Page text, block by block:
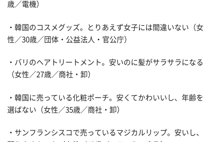
歳／電機）
・韓国のコスメグッズ。とりあえず女子には間違いない（女
性／30歳／団体・公益法人・官公庁）
・バリのヘアトリートメント。安いのに髪がサラサラになる
（女性／27歳／商社・卸）
・韓国に売っている化粧ポーチ。安くてかわいいし、年齢を
選ばない（女性／35歳／商社・卸）
・サンフランシスコで売っているマジカルリップ。安いし、